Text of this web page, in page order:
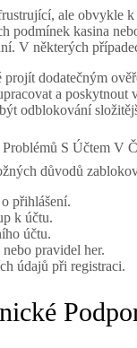
ale obvykle
podmínek kasina
V některých
dodatečným
a
odblokování
důvodů
přihlášení.
k účtu.
účtu.
pravidel her.
údajů při registraci.